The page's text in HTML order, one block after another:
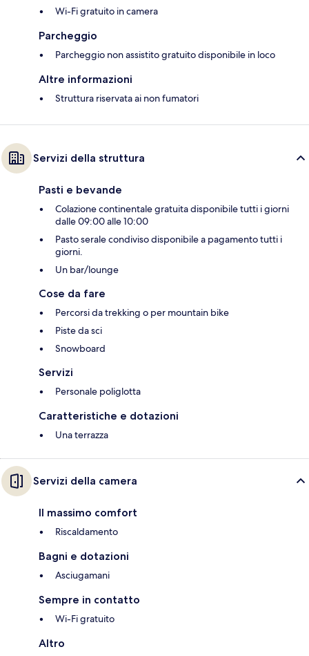
Wi-Fi gratuito in camera
Parcheggio
Parcheggio non assistito gratuito disponibile in loco
Altre informazioni
Struttura riservata ai non fumatori
Servizi della struttura
Pasti e bevande
Colazione continentale gratuita disponibile tutti i giorni
dalle 09:00 alle 10:00
Pasto serale condiviso disponibile a pagamento tutti i
giorni.
Un bar/lounge
Cose da fare
Percorsi da trekking o per mountain bike
Piste da sci
Snowboard
Servizi
Personale poliglotta
Caratteristiche e dotazioni
Una terrazza
Servizi della camera
Il massimo comfort
Riscaldamento
Bagni e dotazioni
Asciugamani
Sempre in contatto
Wi-Fi gratuito
Altro